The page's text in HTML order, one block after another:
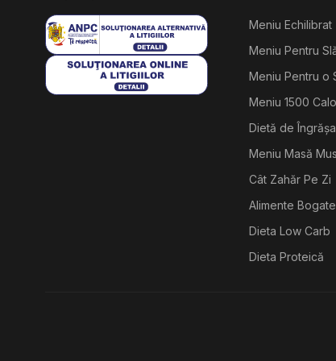
Meniu Echilibrat
Meniu Pentru
Meniu Pentru o
Meniu 1500
Dietă de
Meniu Masă
Cât Zahăr Pe Zi
Alimente
Dieta Low Carb
Dieta Proteică